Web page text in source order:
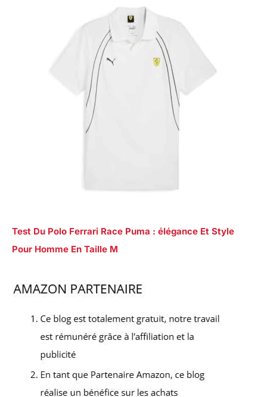
Test Du Polo Ferrari Race Puma : élégance Et Style
Pour Homme En Taille M